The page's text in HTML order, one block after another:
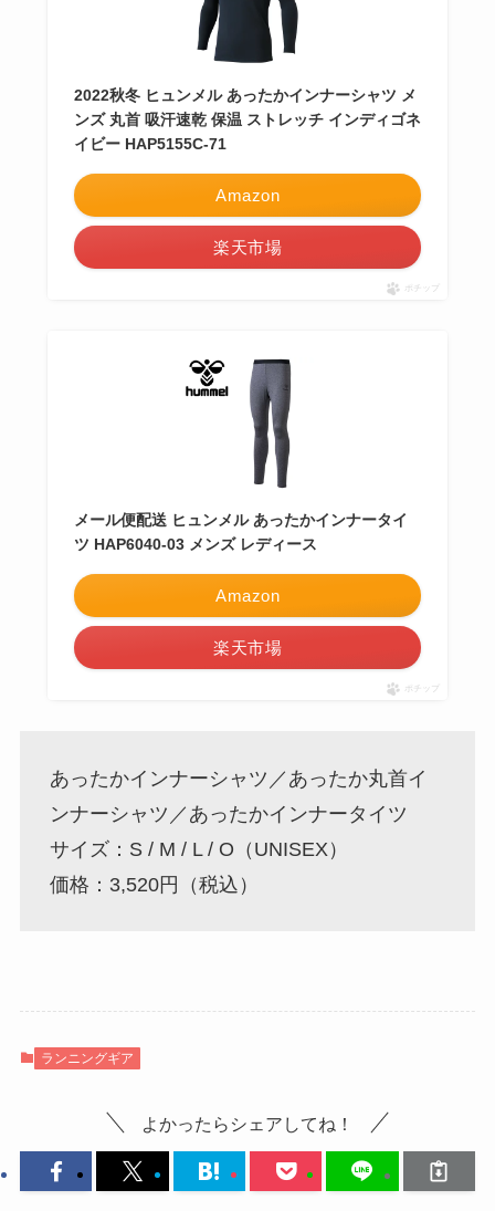
2022秋冬 ヒュンメル あったかインナーシャツ メ
ンズ 丸首 吸汗速乾 保温 ストレッチ インディゴネ
イビー HAP5155C-71
Amazon
楽天市場
ポチップ
メール便配送 ヒュンメル あったかインナータイ
ツ HAP6040-03 メンズ レディース
Amazon
楽天市場
ポチップ
あったかインナーシャツ／あったか丸首イ
ンナーシャツ／あったかインナータイツ
サイズ：S / M / L / O（UNISEX）
価格：3,520円（税込）
ランニングギア
よかったらシェアしてね！